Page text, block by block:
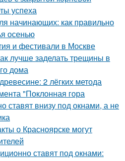
успеха
начинающих: как правильно
осенью
и фестивали в Москве
лучше заделать трещины в
дома
2 лёгких метода
"Поклонная гора
ставят внизу под окнами, а не
о Красноярске могут
ставят под окнами: